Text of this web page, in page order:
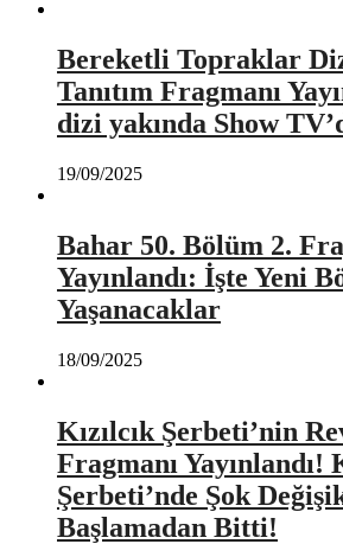
Bereketli Topraklar
Tanıtım Fragmanı
dizi yakında Show
19/09/2025
Bahar 50. Bölüm 2.
Yayınlandı: İşte Yeni
Yaşanacaklar
18/09/2025
Kızılcık Şerbeti’nin
Fragmanı Yayınlandı!
Şerbeti’nde Şok
Başlamadan Bitti!